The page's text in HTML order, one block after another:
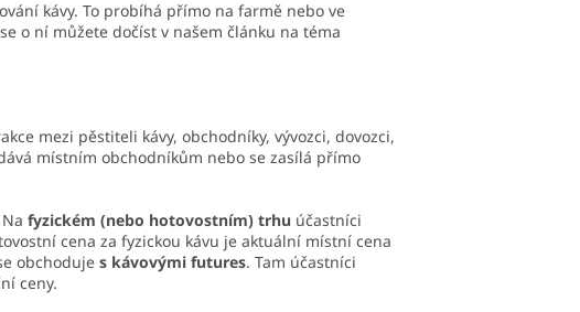
kávy. To probíhá přímo na farmě nebo ve
o ní můžete dočíst v našem článku na téma
mezi pěstiteli kávy, obchodníky, vývozci, dovozci,
místním obchodníkům nebo se zasílá přímo
fyzickém (nebo hotovostním) trhu účastníci
cena za fyzickou kávu je aktuální místní cena
obchoduje s kávovými futures. Tam účastníci
ceny.